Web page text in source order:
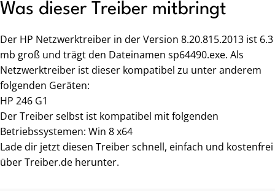
Was dieser Treiber mitbringt
Der HP Netzwerktreiber in der Version 8.20.815.2013 ist 6.3
mb groß und trägt den Dateinamen sp64490.exe. Als
Netzwerktreiber ist dieser kompatibel zu unter anderem
folgenden Geräten:
HP 246 G1
Der Treiber selbst ist kompatibel mit folgenden
Betriebssystemen: Win 8 x64
Lade dir jetzt diesen Treiber schnell, einfach und kostenfrei
über Treiber.de herunter.